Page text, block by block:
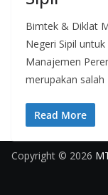
Bimtek & Diklat
Negeri Sipil
Manajemen
merupakan salah
Read More
Copyright © 2026